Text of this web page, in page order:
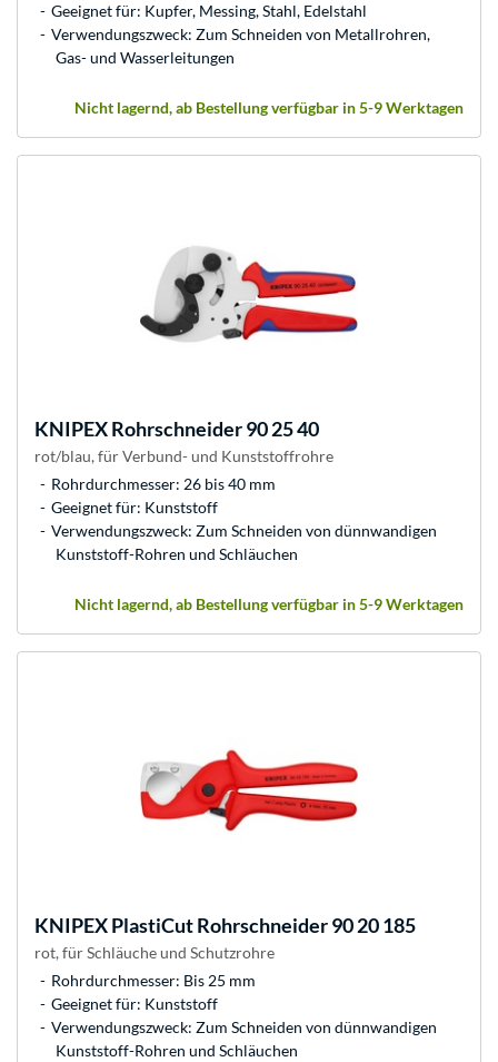
Geeignet für: Kupfer, Messing, Stahl, Edelstahl
Verwendungszweck: Zum Schneiden von Metallrohren,
Gas- und Wasserleitungen
Nicht lagernd, ab Bestellung verfügbar in 5-9 Werktagen
KNIPEXRohrschneider 90 25 40
rot/blau, für Verbund- und Kunststoffrohre
Rohrdurchmesser: 26 bis 40 mm
Geeignet für: Kunststoff
Verwendungszweck: Zum Schneiden von dünnwandigen
Kunststoff-Rohren und Schläuchen
Nicht lagernd, ab Bestellung verfügbar in 5-9 Werktagen
KNIPEXPlastiCut Rohrschneider 90 20 185
rot, für Schläuche und Schutzrohre
Rohrdurchmesser: Bis 25 mm
Geeignet für: Kunststoff
Verwendungszweck: Zum Schneiden von dünnwandigen
Kunststoff-Rohren und Schläuchen